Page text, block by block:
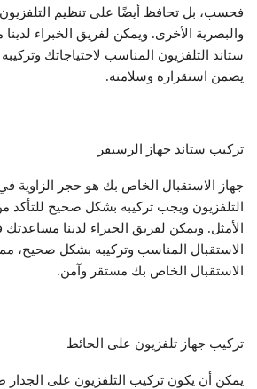
فحسب، بل تحافظ أيضًا على تنظيم التلفزيون
والبصرية الأخرى. ويمكن لفريق الخبراء
ستاند التلفزيون المناسب لاحتياجاتك
يضمن استقراره وسلامته.
تركيب ستاند جهاز الرسيفر
جهاز الاستقبال الخاص بك هو حجر الزاوية
التلفزيون ويجب تركيبه بشكل صحيح للتأكد
الأمثل. ويمكن لفريق الخبراء لدينا مساعدتك
الاستقبال المناسب وتركيبه بشكل صحيح،
الاستقبال الخاص بك مستقر وآمن.
تركيب جهاز تلفزيون على الحائط
يمكن أن يكون تركيب التلفزيون على الجدار